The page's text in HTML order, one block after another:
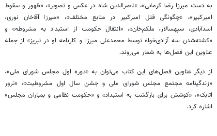
به دست میرزا رضا کرمانی»، «ناصرالدین شاه در عکس و تصویر»، «ظهور و سقوط
امیرکبیر»، «چگونگی قتل امیرکبیر در منابع مختلف»، «میرزا آقاخان نوری،
اسدآبادی، سپهسالار، ملکم‌خان»، «انتقال حکومت از استبداد به مشروطه» و
«کشته‌شدن سه آزادی‌خواه توسط محمدعلی میرزا و کارنامه او در تبریز» از جمله
عناوین این فصل‌ها به شمار می‌روند.
از دیگر عناوین فصل‌های این کتاب می‌توان به «دوره اول مجلس شورای ملی»،
«زندگینامه مجتمع مجلس شورای ملی و جشن سال اول مشروطیت»، «ترور
اتابک»، «کوشش برای بازگشت به استبداد» و «حکومت نظامی و بمباران مجلس»
اشاره کرد.